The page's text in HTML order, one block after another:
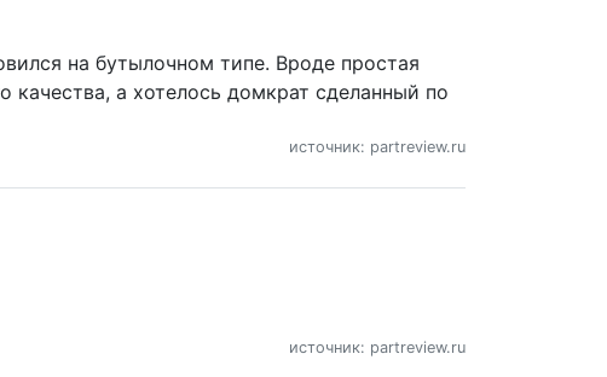
на бутылочном типе. Вроде простая
качества, а хотелось домкрат сделанный по
источник: partreview.ru
источник: partreview.ru